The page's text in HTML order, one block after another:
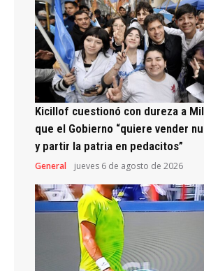
Kicillof cuestionó con dureza a
que el Gobierno “quiere vender
y partir la patria en pedacitos”
General jueves 6 de agosto de 2026